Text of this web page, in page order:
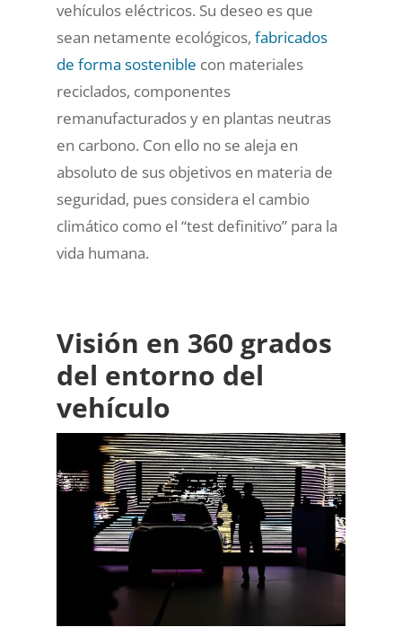
vehículos eléctricos. Su deseo es que
sean netamente ecológicos, fabricados
de forma sostenible con materiales
reciclados, componentes
remanufacturados y en plantas neutras
en carbono. Con ello no se aleja en
absoluto de sus objetivos en materia de
seguridad, pues considera el cambio
climático como el “test definitivo” para la
vida humana.
Visión en 360 grados
del entorno del
vehículo